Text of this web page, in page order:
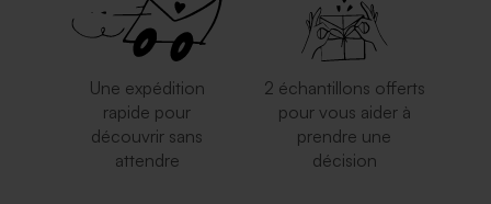
Une expédition
rapide pour
découvrir sans
attendre
2 échantillons offerts
pour vous aider à
prendre une
décision